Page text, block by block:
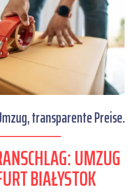
transparente Preise.
UMZUG
BIAŁYSTOK